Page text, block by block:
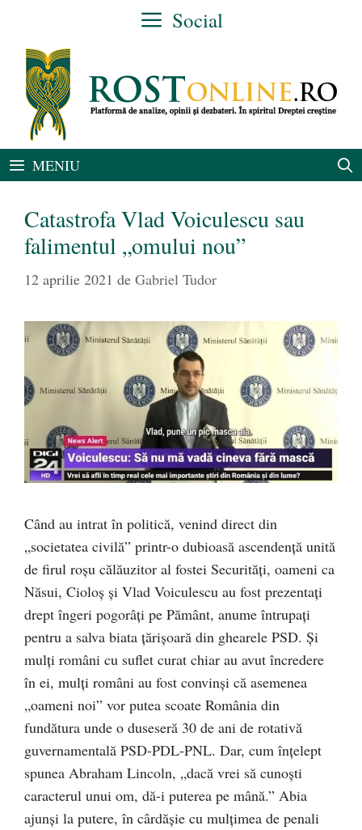
conținut
Social
MENIU
Catastrofa Vlad Voiculescu sau
falimentul „omului nou”
12 aprilie 2021 de Gabriel Tudor
Când au intrat în politică, venind direct din
„societatea civilă” printr-o dubioasă ascendență unită
de firul roșu călăuzitor al fostei Securități, oameni ca
Năsui, Cioloș și Vlad Voiculescu au fost prezentați
drept îngeri pogorâți pe Pământ, anume întrupați
pentru a salva biata țărișoară din ghearele PSD. Și
mulți români cu suflet curat chiar au avut încredere
în ei, mulți români au fost convinși că asemenea
„oameni noi” vor putea scoate România din
fundătura unde o duseseră 30 de ani de rotativă
guvernamentală PSD-PDL-PNL. Dar, cum înțelept
spunea Abraham Lincoln, „dacă vrei să cunoști
caracterul unui om, dă-i puterea pe mână.” Abia
ajunși la putere, în cârdășie cu mulțimea de penali